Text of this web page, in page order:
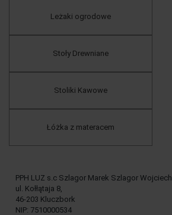
Leżaki ogrodowe
Stoły Drewniane
Stoliki Kawowe
Łóżka z materacem
PPH LUZ s.c Szlagor Marek Szlagor Wojciech
ul. Kołłątaja 8,
46-203 Kluczbork
NIP: 7510000534